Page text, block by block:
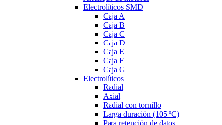
Electrolíticos SMD
Caja A
Caja B
Caja C
Caja D
Caja E
Caja F
Caja G
Electrolíticos
Radial
Axial
Radial con tornillo
Larga duración (105 ºC)
Para retención de datos